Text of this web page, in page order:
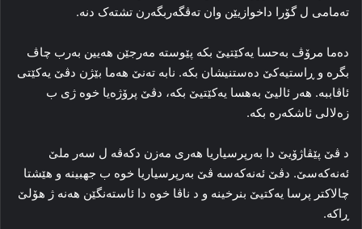
ته‌مامی ل گۆرا داخوازیێن وان ته‌ڤگه‌ربگەرن تشته‌ک دنه‌.
ده‌ما مرۆڤ به‌حسا یه‌کێتیێ بکه‌ پێوسته‌ مه‌رجێن هه‌یین به‌رب چاڤ
بگره‌ و ڕاستیه‌کێ ده‌ستنیشان بکه‌. نابه‌ ته‌نێ هه‌ما بێژن دڤێ یه‌کێتی
ئاڤاببە. هه‌ر ئالیێ به‌ھسا یه‌کێتیێ بکه‌، دڤێ پرۆژه‌یا خوه‌ ژی ب
زه‌لالی ئاشکه‌ره‌ بکه‌.
د ڤێ پێڤاژۆیێ دا به‌رپرسیاریا هه‌ری مه‌زن دکه‌ڤه‌ ل سه‌ر ملێ
ئه‌نەکەسێ. دڤێ ئه‌نەکەسە ڤێ به‌رپرسیاریا خوه‌ ب جهبینه‌ و هێشتا
چالاکتر پرسا یه‌کتیێ بنرخینه‌ و د ناڤا خوە دا ئاسته‌نگێن هه‌نە ژ هۆلێ
ڕاکه‌.